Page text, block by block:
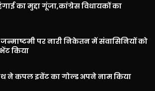
का मुद्दा गूंजा,कांग्रेस विधायकों का
जन्माष्टमी पर नारी निकेतन में संवासिनियों को
किया
ने कपल इवेंट का गोल्ड अपने नाम किया